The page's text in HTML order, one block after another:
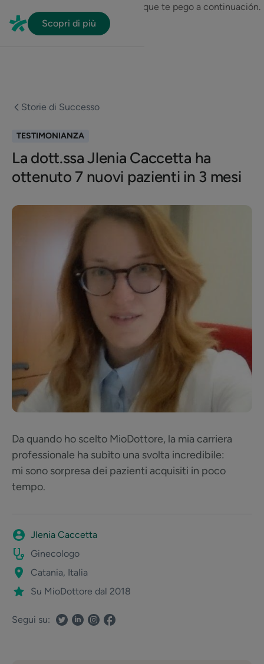
Scopri di più
En HubSpot tenemos otro código que te pego a continuación.
Storie di Successo
TESTIMONIANZA
La dott.ssa Jlenia Caccetta ha
ottenuto 7 nuovi pazienti in 3 mesi
Da quando ho scelto MioDottore, la mia carriera
professionale ha subìto una svolta incredibile:
mi sono sorpresa dei pazienti acquisiti in poco
tempo.
Jlenia Caccetta
Ginecologo
Catania, Italia
Su MioDottore dal 2018
Segui su: